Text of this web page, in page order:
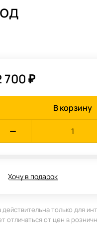
700 ₽
В корзину
Хочу в подарок
действительна только для
отличаться от цен в